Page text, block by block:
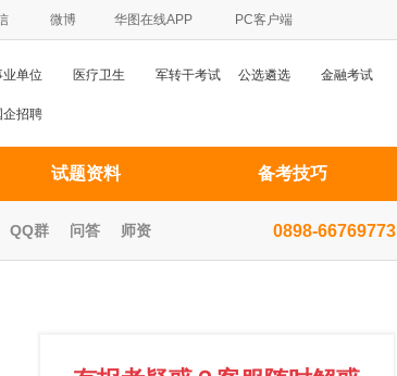
微博 华图在线APP PC客户端
业单位 医疗卫生 军转干考试 公选遴选 金融考试
企招聘
试题资料 备考技巧
QQ群 问答 师资 0898-66769773